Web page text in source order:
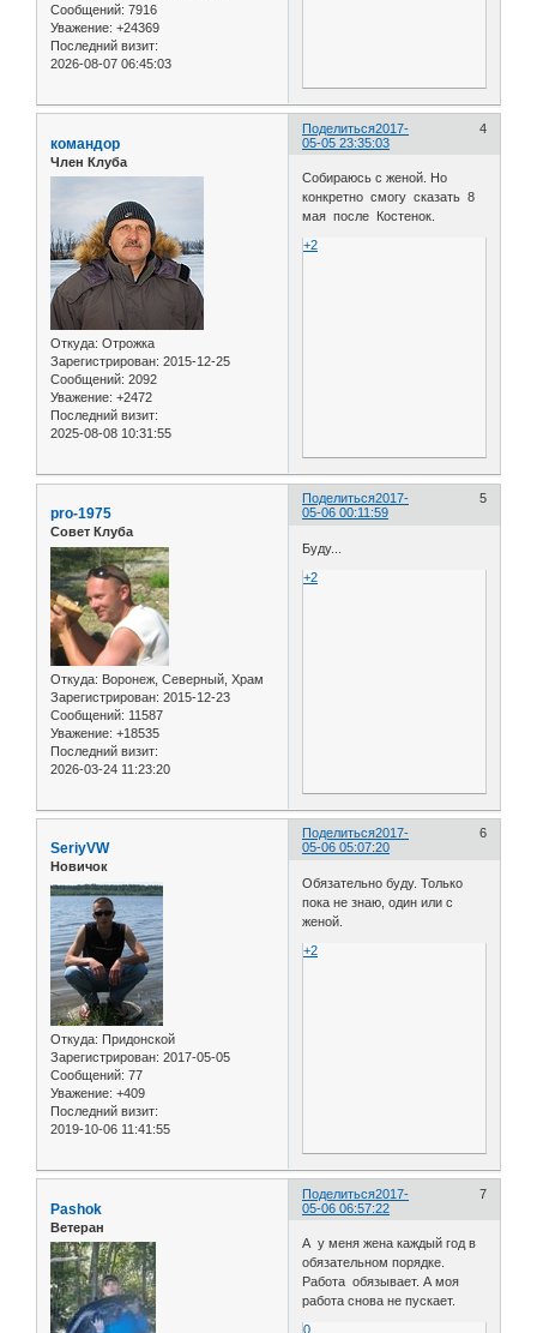
Сообщений: 7916
Уважение: +24369
Последний визит:
2026-08-07 06:45:03
Поделиться 4
2017-
05-05 23:35:03
командор
Член Клуба
Откуда: Отрожка
Зарегистрирован: 2015-12-25
Сообщений: 2092
Уважение: +2472
Последний визит:
2025-08-08 10:31:55
Собираюсь с женой. Но
конкретно смогу сказать 8
мая после Костенок.
+2
Поделиться 5
2017-
05-06 00:11:59
pro-1975
Совет Клуба
Откуда: Воронеж, Северный, Храм
Зарегистрирован: 2015-12-23
Сообщений: 11587
Уважение: +18535
Последний визит:
2026-03-24 11:23:20
Буду...
+2
Поделиться 6
2017-
05-06 05:07:20
SeriyVW
Новичок
Откуда: Придонской
Зарегистрирован: 2017-05-05
Сообщений: 77
Уважение: +409
Последний визит:
2019-10-06 11:41:55
Обязательно буду. Только
пока не знаю, один или с
женой.
+2
Поделиться 7
2017-
05-06 06:57:22
Pashok
Ветеран
А у меня жена каждый год в
обязательном порядке.
Работа обязывает. А моя
работа снова не пускает.
0